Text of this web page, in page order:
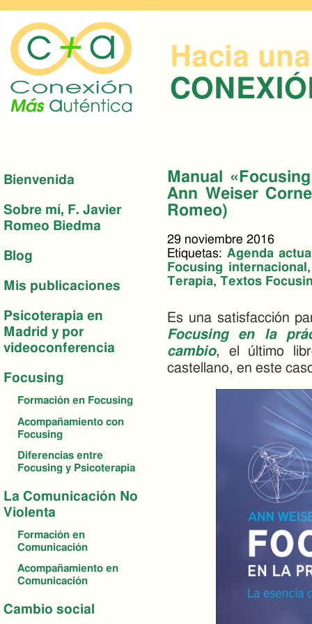
Hacia una
Bienvenida
Sobre mí, F. Javier
Romeo Biedma
Blog
Mis publicaciones
Psicoterapia en
Madrid y por
videoconferencia
Focusing
Formación en Focusing
Acompañamiento con
Focusing
Diferencias entre
Focusing y Psicoterapia
La Comunicación No
Violenta
Formación en
Comunicación
Acompañamiento en
Comunicación
Cambio social
Manual
Ann Weiser
Romeo)
29 noviembre 2016
Etiquetas: Agenda
Focusing internacional
Terapia, Textos
Es una satisfacción
Focusing en la
cambio, el último
castellano, en este